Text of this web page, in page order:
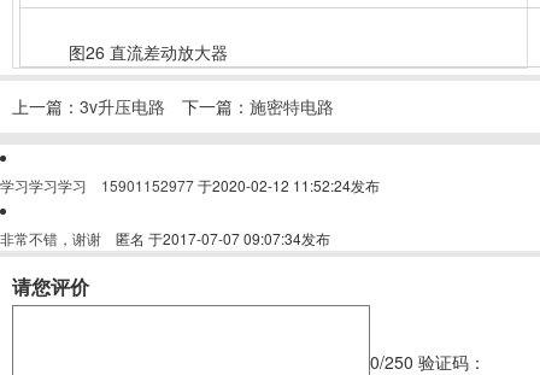
图26 直流差动放大器
上一篇： 3v升压电路 下一篇：施密特电路
学习学习学习 15901152977于2020-02-12 11:52:24发布
非常不错，谢谢 匿名 于2017-07-07 09:07:34发布
请您评价
0/250 验证码：